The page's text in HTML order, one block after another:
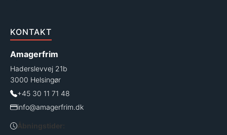
KONTAKT
Amagerfrim
Haderslevvej 21b
3000 Helsingør
+45 30 11 71 48
info@amagerfrim.dk
Åbningstider: